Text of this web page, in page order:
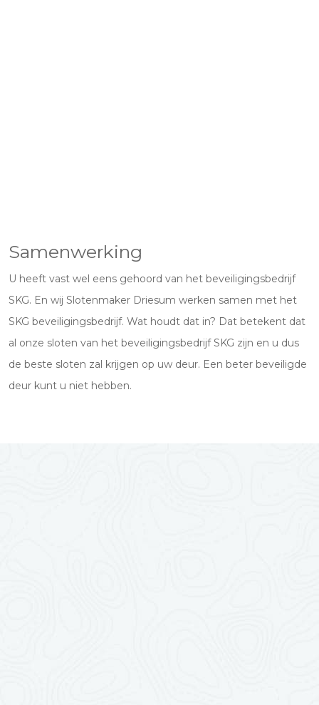
Samenwerking
U heeft vast wel eens gehoord van het beveiligingsbedrijf
SKG. En wij Slotenmaker Driesum werken samen met het
SKG beveiligingsbedrijf. Wat houdt dat in? Dat betekent dat
al onze sloten van het beveiligingsbedrijf SKG zijn en u dus
de beste sloten zal krijgen op uw deur. Een beter beveiligde
deur kunt u niet hebben.